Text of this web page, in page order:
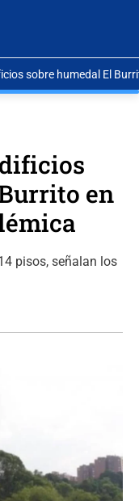
sobre humedal El
en
pisos, señalan los